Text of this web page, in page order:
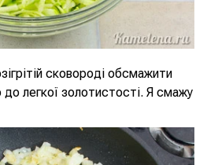
сковороді обсмажити
до легкої золотистості. Я смажу